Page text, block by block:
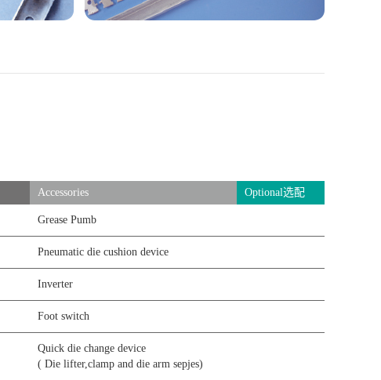
Accessories Optional选配
Grease Pumb
Pneumatic die cushion device
Inverter
Foot switch
Quick die change device
( Die lifter,clamp and die arm sepjes)